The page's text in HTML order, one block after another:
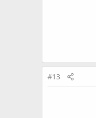
#13